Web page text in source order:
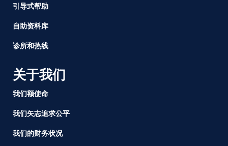
引导式帮助
自助资料库
诊所和热线
关于我们
我们额使命
我们矢志追求公平
我们的财务状况